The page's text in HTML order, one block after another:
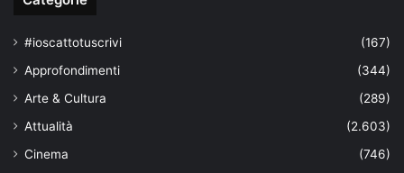
#ioscattotuscrivi
(167)
Approfondimenti
(344)
Arte & Cultura
(289)
Attualità
(2.603)
Cinema
(746)